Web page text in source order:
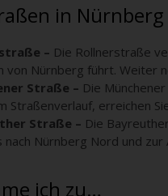
in Nürnberg
– Die Rollnerstraße
von Nürnberg führt. Weiter
Straße – Die
Straßenverlauf, erreichen
Straße – Die
nach Nürnberg Nord und
ich zu…